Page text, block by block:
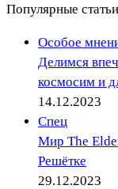
Популярные статьи
Особое
Делимся
космосим и
14.12.2023
Спец
Мир The
Решётке
29.12.2023